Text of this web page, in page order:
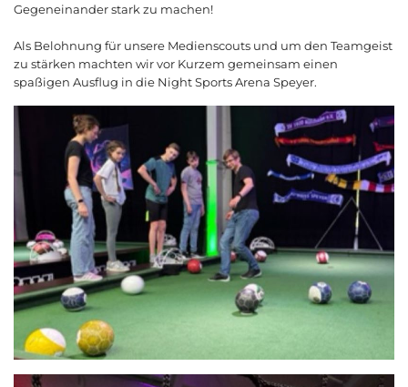
Gegeneinander stark zu machen!
Als Belohnung für unsere Medienscouts und um den Teamgeist
zu stärken machten wir vor Kurzem gemeinsam einen
spaßigen Ausflug in die Night Sports Arena Speyer.